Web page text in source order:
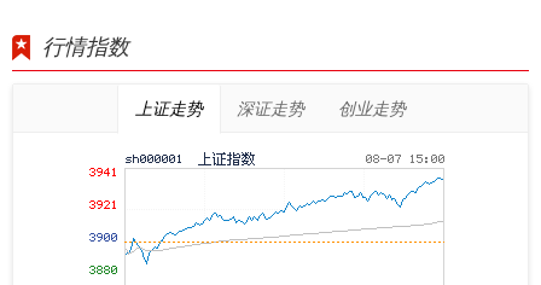
行情指数
上证走势 深证走势 创业走势